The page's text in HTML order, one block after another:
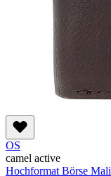
OS
camel active
Hochformat Börse Mali